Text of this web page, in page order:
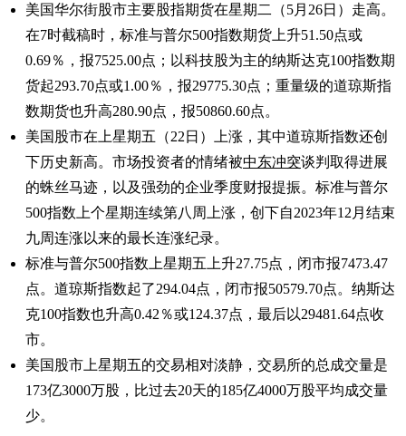
美国华尔街股市主要股指期货在星期二（5月26日）走高。
在7时截稿时，标准与普尔500指数期货上升51.50点或
0.69％，报7525.00点；以科技股为主的纳斯达克100指数期
货起293.70点或1.00％，报29775.30点；重量级的道琼斯指
数期货也升高280.90点，报50860.60点。
美国股市在上星期五（22日）上涨，其中道琼斯指数还创
下历史新高。市场投资者的情绪被中东冲突谈判取得进展
的蛛丝马迹，以及强劲的企业季度财报提振。标准与普尔
500指数上个星期连续第八周上涨，创下自2023年12月结束
九周连涨以来的最长连涨纪录。
标准与普尔500指数上星期五上升27.75点，闭市报7473.47
点。道琼斯指数起了294.04点，闭市报50579.70点。纳斯达
克100指数也升高0.42％或124.37点，最后以29481.64点收
市。
美国股市上星期五的交易相对淡静，交易所的总成交量是
173亿3000万股，比过去20天的185亿4000万股平均成交量
少。